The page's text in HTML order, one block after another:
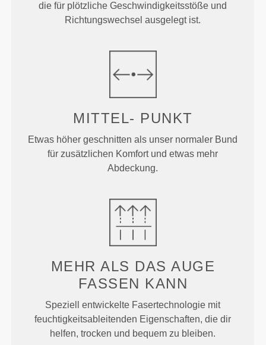
die für plötzliche Geschwindigkeitsstöße und
Richtungswechsel ausgelegt ist.
MITTEL- PUNKT
Etwas höher geschnitten als unser normaler Bund
für zusätzlichen Komfort und etwas mehr
Abdeckung.
MEHR ALS DAS AUGE
FASSEN KANN
Speziell entwickelte Fasertechnologie mit
feuchtigkeitsableitenden Eigenschaften, die dir
helfen, trocken und bequem zu bleiben.